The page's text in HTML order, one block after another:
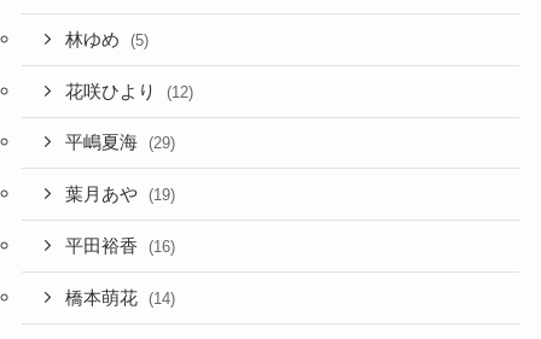
林ゆめ (5)
花咲ひより (12)
平嶋夏海 (29)
葉月あや (19)
平田裕香 (16)
橋本萌花 (14)